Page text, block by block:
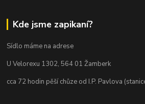
Kde jsme zapikaní?
Sídlo máme na adrese
U Velorexu 1302, 564 01 Žamberk
cca 72 hodin pěší chůze od I.P. Pavlova